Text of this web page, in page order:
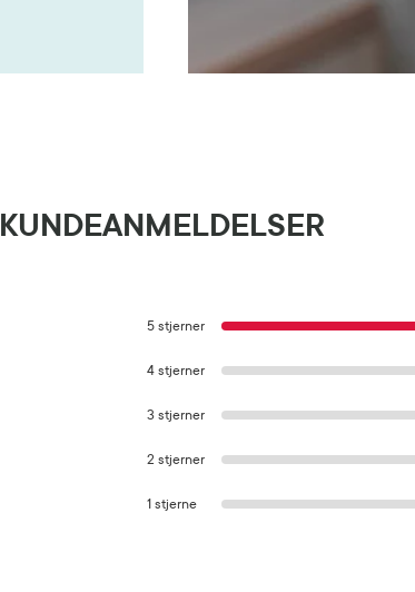
KUNDEANMELDELSER
5 stjerner
4 stjerner
3 stjerner
2 stjerner
1 stjerne